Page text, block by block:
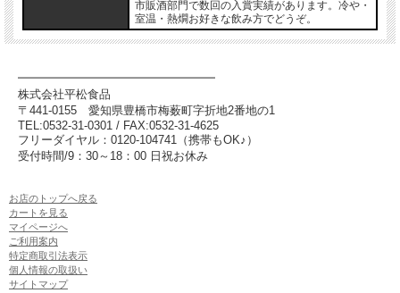
市販酒部門で数回の入賞実績があります。冷や・
室温・熱燗お好きな飲み方でどうぞ。
━━━━━━━━━━━━━━━━━
株式会社平松食品
〒441-0155
愛知県豊橋市梅薮町字折地2番地の1
TEL:0532-31-0301 / FAX:0532-31-4625
フリーダイヤル：0120-104741（携帯もOK♪）
受付時間/9：30～18：00 日祝お休み
お店のトップへ戻る
カートを見る
マイページへ
ご利用案内
特定商取引法表示
個人情報の取扱い
サイトマップ